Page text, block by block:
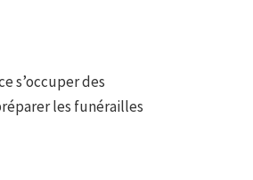
s’occuper des
les funérailles